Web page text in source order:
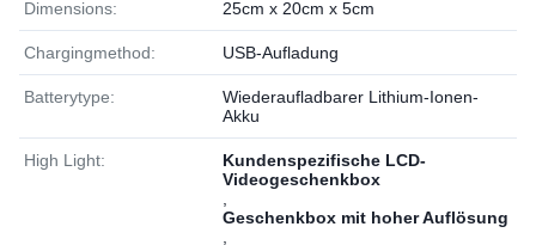
Dimensions: 25cm x 20cm x 5cm
Chargingmethod: USB-Aufladung
Batterytype:
Wiederaufladbarer Lithium-Ionen-
Akku
High Light:
Kundenspezifische LCD-
Videogeschenkbox
Geschenkbox mit hoher Auflösung